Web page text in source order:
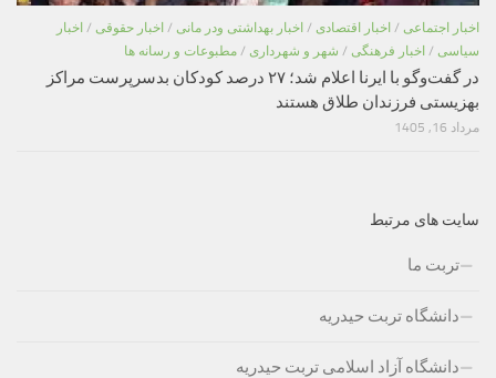
اخبار اجتماعی / اخبار اقتصادی / اخبار بهداشتی ودر مانی / اخبار حقوقی / اخبار
سیاسی / اخبار فرهنگی / شهر و شهرداری / مطبوعات و رسانه ها
در گفت‌وگو با ایرنا اعلام شد؛ ۲۷ درصد کودکان بدسرپرست مراکز
بهزیستی فرزندان طلاق هستند
مرداد 16, 1405
سایت های مرتبط
تربت ما
دانشگاه تربت حیدریه
دانشگاه آزاد اسلامی تربت حیدریه